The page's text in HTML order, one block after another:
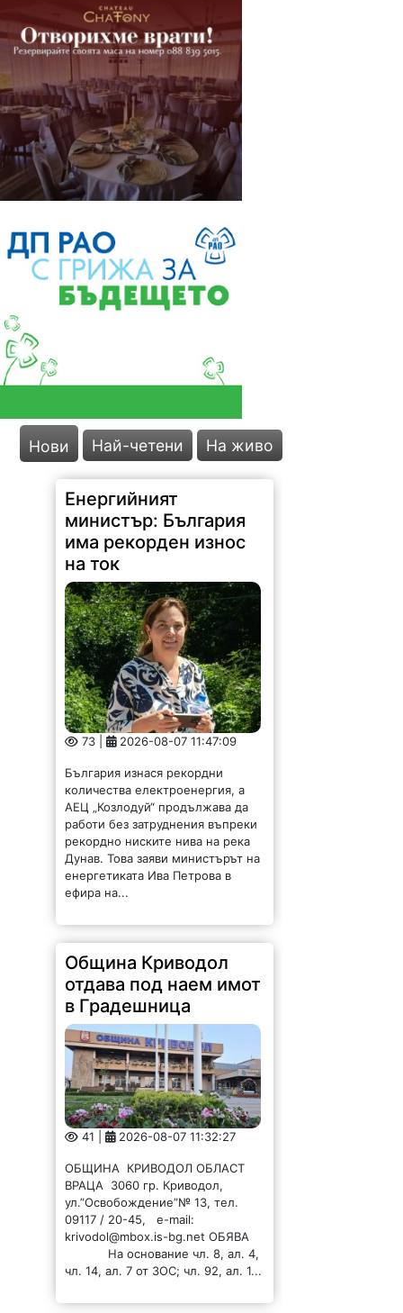
Нови Най-четени На живо
Енергийният
министър: България
има рекорден износ
на ток
73 | 2026-08-07 11:47:09
България изнася рекордни
количества електроенергия, а
АЕЦ „Козлодуй“ продължава да
работи без затруднения въпреки
рекордно ниските нива на река
Дунав. Това заяви министърът на
енергетиката Ива Петрова в
ефира на...
Община Криводол
отдава под наем имот
в Градешница
41 | 2026-08-07 11:32:27
ОБЩИНА КРИВОДОЛ ОБЛАСТ
ВРАЦА 3060 гр. Криводол,
ул.”Освобождение”№ 13, тел.
09117 / 20-45, e-mail:
krivodol@mbox.is-bg.net ОБЯВА
На основание чл. 8, ал. 4,
чл. 14, ал. 7 от ЗОС; чл. 92, ал. 1...